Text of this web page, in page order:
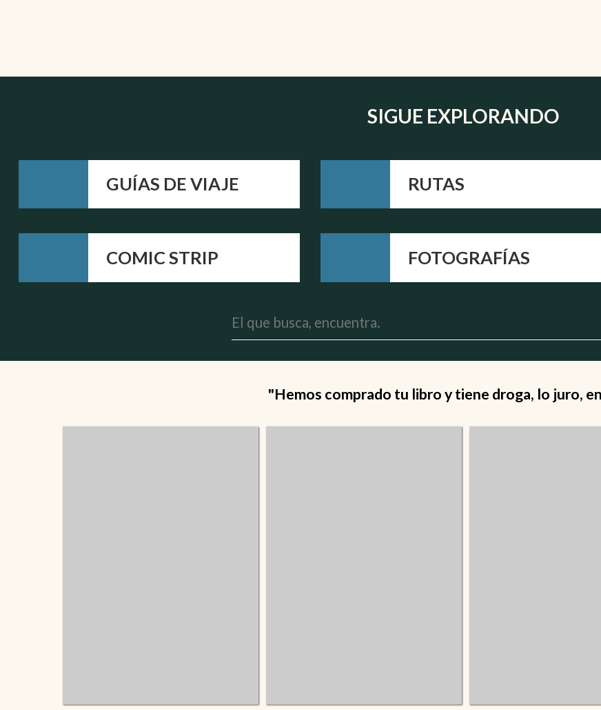
SIGUE EXPLORANDO
GUÍAS DE VIAJE RUTAS
COMIC STRIP FOTOGRAFÍAS
"Hemos comprado tu libro y tiene droga, lo juro,